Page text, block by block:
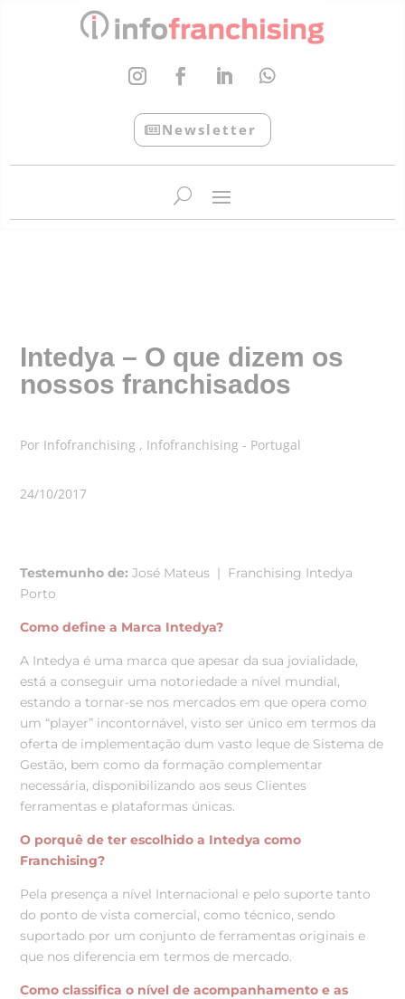
Newsletter
Intedya – O que dizem os
nossos franchisados
Por Infofranchising , Infofranchising - Portugal
24/10/2017
Testemunho de: José Mateus | Franchising Intedya
Porto
Como define a Marca Intedya?
A Intedya é uma marca que apesar da sua jovialidade,
está a conseguir uma notoriedade a nível mundial,
estando a tornar-se nos mercados em que opera como
um “player” incontornável, visto ser único em termos da
oferta de implementação dum vasto leque de Sistema de
Gestão, bem como da formação complementar
necessária, disponibilizando aos seus Clientes
ferramentas e plataformas únicas.
O porquê de ter escolhido a Intedya como
Franchising?
Pela presença a nível Internacional e pelo suporte tanto
do ponto de vista comercial, como técnico, sendo
suportado por um conjunto de ferramentas originais e
que nos diferencia em termos de mercado.
Como classifica o nível de acompanhamento e as